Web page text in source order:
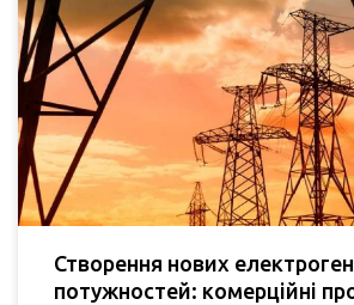
Створення нових
потужностей: комерційні